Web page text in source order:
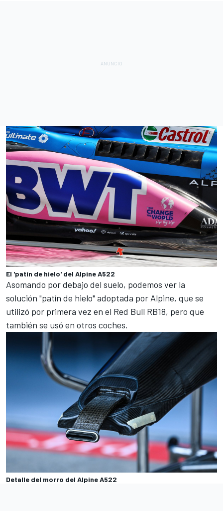
El 'patín de hielo' del Alpine A522
Asomando por debajo del suelo, podemos ver la
solución "patín de hielo" adoptada por Alpine, que se
utilizó por primera vez en el Red Bull RB18, pero que
también se usó en otros coches.
Detalle del morro del Alpine A522